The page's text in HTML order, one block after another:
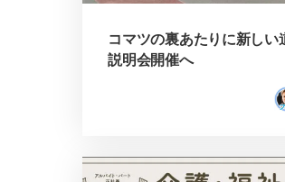
コマツの裏あたりに新しい
説明会開催へ